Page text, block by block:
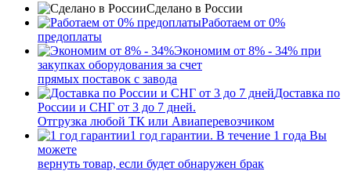
Сделано в России
Работаем от 0%
предоплаты
Экономим от 8% - 34% при
закупках оборудования за счет
прямых поставок с завода
Доставка по
России и СНГ от 3 до 7 дней.
Отгрузка любой ТК или Авиаперевозчиком
1 год гарантии. В течение 1 года Вы
можете
вернуть товар, если будет обнаружен брак